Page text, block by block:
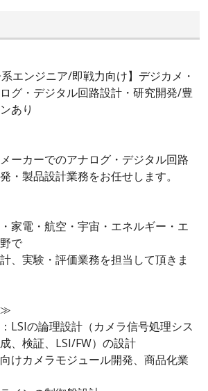
エンジニア/即戦力向け】デジカメ・
グ・デジタル回路設計・研究開発/豊
あり
ーカーでのアナログ・デジタル回路
・製品設計業務をお任せします。
家電・航空・宇宙・エネルギー・エ
で
、実験・評価業務を担当して頂きま
≫
LSIの論理設計（カメラ信号処理シス
、検証、LSI/FW）の設計
けカメラモジュール開発、商品化業